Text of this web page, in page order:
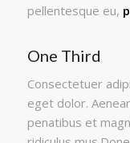
pellentesque eu,
One Third
Consectetuer
eget dolor.
penatibus et